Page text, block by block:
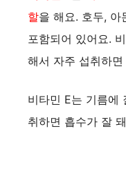
할을 해요. 호두, 아
포함되어 있어요.
해서 자주 섭취하면
비타민 E는 기름에
취하면 흡수가 잘